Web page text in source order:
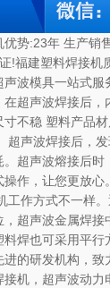
势:23年 生产销
!福建塑料焊接机
波模具一站式服
超声波焊接后，
不稳 塑料产品
超声波焊接后，
超声波熔接后时
式操作，让您
作方式不一样。
超声波金属焊接
焊也可采用平行
的研发机构，致
机，超声波动力